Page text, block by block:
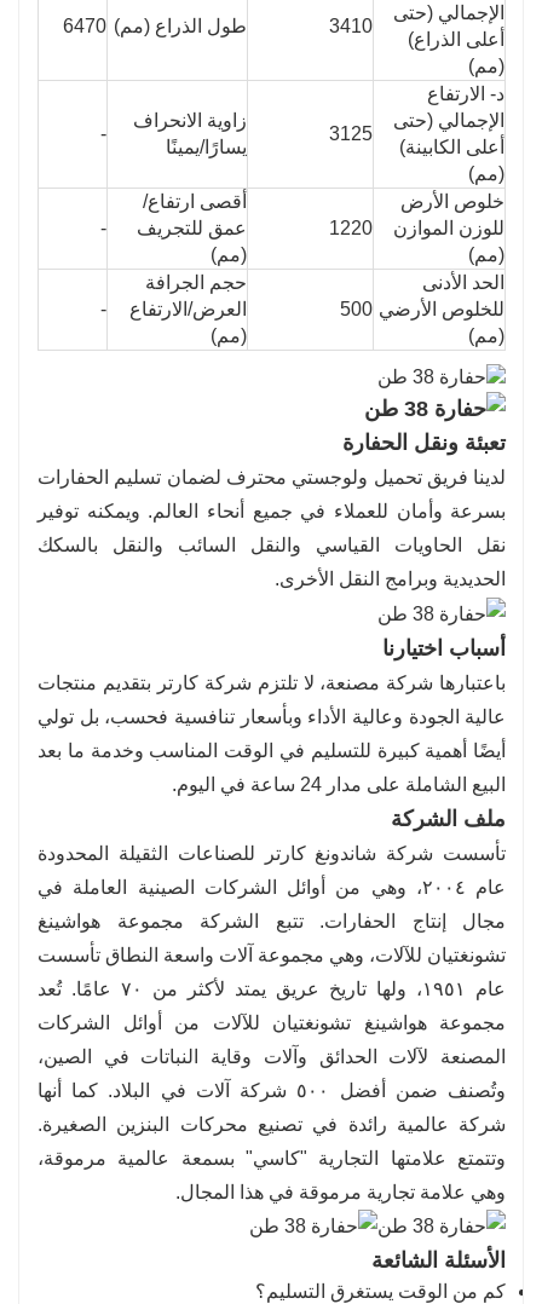
الإجمالي (حتى
أعلى الذراع)
(مم)
3410 طول الذراع (مم) 6470
د- الارتفاع
الإجمالي (حتى
أعلى الكابينة)
(مم)
3125
زاوية الانحراف
يسارًا/يمينًا
-
خلوص الأرض
للوزن الموازن
(مم)
1220
أقصى ارتفاع/
عمق للتجريف
(مم)
-
الحد الأدنى
للخلوص الأرضي
(مم)
500
حجم الجرافة
العرض/الارتفاع
(مم)
-
تعبئة ونقل الحفارة
لدينا فريق تحميل ولوجستي محترف لضمان تسليم الحفارات
بسرعة وأمان للعملاء في جميع أنحاء العالم. ويمكنه توفير
نقل الحاويات القياسي والنقل السائب والنقل بالسكك
الحديدية وبرامج النقل الأخرى.
أسباب اختيارنا
باعتبارها شركة مصنعة، لا تلتزم شركة كارتر بتقديم منتجات
عالية الجودة وعالية الأداء وبأسعار تنافسية فحسب، بل تولي
أيضًا أهمية كبيرة للتسليم في الوقت المناسب وخدمة ما بعد
البيع الشاملة على مدار 24 ساعة في اليوم.
ملف الشركة
تأسست شركة شاندونغ كارتر للصناعات الثقيلة المحدودة
عام ٢٠٠٤، وهي من أوائل الشركات الصينية العاملة في
مجال إنتاج الحفارات. تتبع الشركة مجموعة هواشينغ
تشونغتيان للآلات، وهي مجموعة آلات واسعة النطاق تأسست
عام ١٩٥١، ولها تاريخ عريق يمتد لأكثر من ٧٠ عامًا. تُعد
مجموعة هواشينغ تشونغتيان للآلات من أوائل الشركات
المصنعة لآلات الحدائق وآلات وقاية النباتات في الصين،
وتُصنف ضمن أفضل ٥٠٠ شركة آلات في البلاد. كما أنها
شركة عالمية رائدة في تصنيع محركات البنزين الصغيرة.
وتتمتع علامتها التجارية "كاسي" بسمعة عالمية مرموقة،
وهي علامة تجارية مرموقة في هذا المجال.
الأسئلة الشائعة
كم من الوقت يستغرق التسليم؟